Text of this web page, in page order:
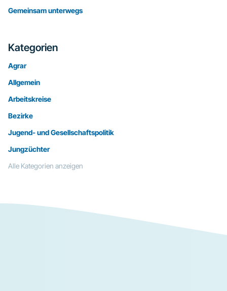
Gemeinsam unterwegs
Kategorien
Agrar
Allgemein
Arbeitskreise
Bezirke
Jugend- und Gesellschaftspolitik
Jungzüchter
Alle Kategorien anzeigen